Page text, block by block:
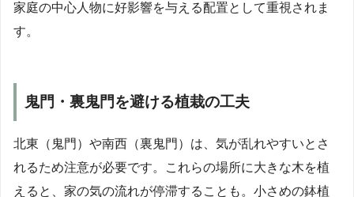
家庭の中心人物に好影響を与える配置として重視されま
す。
鬼門・裏鬼門を避ける植栽の工夫
北東（鬼門）や南西（裏鬼門）は、気が乱れやすいとさ
れるため注意が必要です。これらの場所に大きな木を植
えると、家の気の流れが停滞することも。小さめの鉢植